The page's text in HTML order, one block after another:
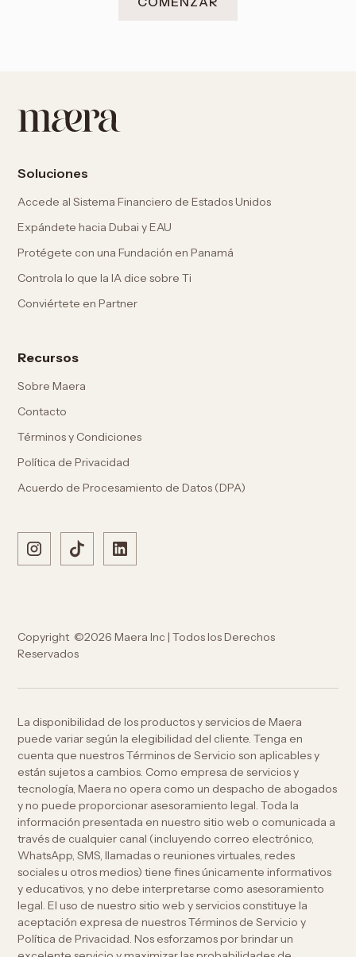
Soluciones
Accede al Sistema Financiero de Estados Unidos
Expándete hacia Dubai y EAU
Protégete con una Fundación en Panamá
Controla lo que la IA dice sobre Ti
Conviértete en Partner
Recursos
Sobre Maera
Contacto
Términos y Condiciones
Política de Privacidad
Acuerdo de Procesamiento de Datos (DPA)
Copyright ©2026 Maera Inc | Todos los Derechos
Reservados
La disponibilidad de los productos y servicios de Maera
puede variar según la elegibilidad del cliente. Tenga en
cuenta que nuestros Términos de Servicio son aplicables y
están sujetos a cambios. Como empresa de servicios y
tecnología, Maera no opera como un despacho de abogados
y no puede proporcionar asesoramiento legal. Toda la
información presentada en nuestro sitio web o comunicada a
través de cualquier canal (incluyendo correo electrónico,
WhatsApp, SMS, llamadas o reuniones virtuales, redes
sociales u otros medios) tiene fines únicamente informativos
y educativos, y no debe interpretarse como asesoramiento
legal. El uso de nuestro sitio web y servicios constituye la
aceptación expresa de nuestros Términos de Servicio y
Política de Privacidad. Nos esforzamos por brindar un